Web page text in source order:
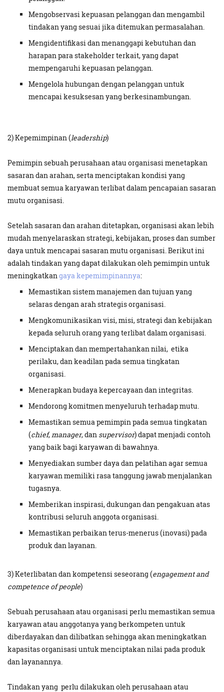
Mengobservasi kepuasan pelanggan dan mengambil
tindakan yang sesuai jika ditemukan permasalahan.
Mengidentifikasi dan menanggapi kebutuhan dan
harapan para stakeholder terkait, yang dapat
mempengaruhi kepuasan pelanggan.
Mengelola hubungan dengan pelanggan untuk
mencapai kesuksesan yang berkesinambungan.
2) Kepemimpinan (leadership)
Pemimpin sebuah perusahaan atau organisasi menetapkan
sasaran dan arahan, serta menciptakan kondisi yang
membuat semua karyawan terlibat dalam pencapaian sasaran
mutu organisasi.
Setelah sasaran dan arahan ditetapkan, organisasi akan lebih
mudah menyelaraskan strategi, kebijakan, proses dan sumber
daya untuk mencapai sasaran mutu organisasi. Berikut ini
adalah tindakan yang dapat dilakukan oleh pemimpin untuk
meningkatkan gaya kepemimpinannya:
Memastikan sistem manajemen dan tujuan yang
selaras dengan arah strategis organisasi.
Mengkomunikasikan visi, misi, strategi dan kebijakan
kepada seluruh orang yang terlibat dalam organisasi.
Menciptakan dan mempertahankan nilai, etika
perilaku, dan keadilan pada semua tingkatan
organisasi.
Menerapkan budaya kepercayaan dan integritas.
Mendorong komitmen menyeluruh terhadap mutu.
Memastikan semua pemimpin pada semua tingkatan
(chief, manager, dan supervisor) dapat menjadi contoh
yang baik bagi karyawan di bawahnya.
Menyediakan sumber daya dan pelatihan agar semua
karyawan memiliki rasa tanggung jawab menjalankan
tugasnya.
Memberikan inspirasi, dukungan dan pengakuan atas
kontribusi seluruh anggota organisasi.
Memastikan perbaikan terus-menerus (inovasi) pada
produk dan layanan.
3) Keterlibatan dan kompetensi seseorang (engagement and
competence of people)
Sebuah perusahaan atau organisasi perlu memastikan semua
karyawan atau anggotanya yang berkompeten untuk
diberdayakan dan dilibatkan sehingga akan meningkatkan
kapasitas organisasi untuk menciptakan nilai pada produk
dan layanannya.
Tindakan yang perlu dilakukan oleh perusahaan atau